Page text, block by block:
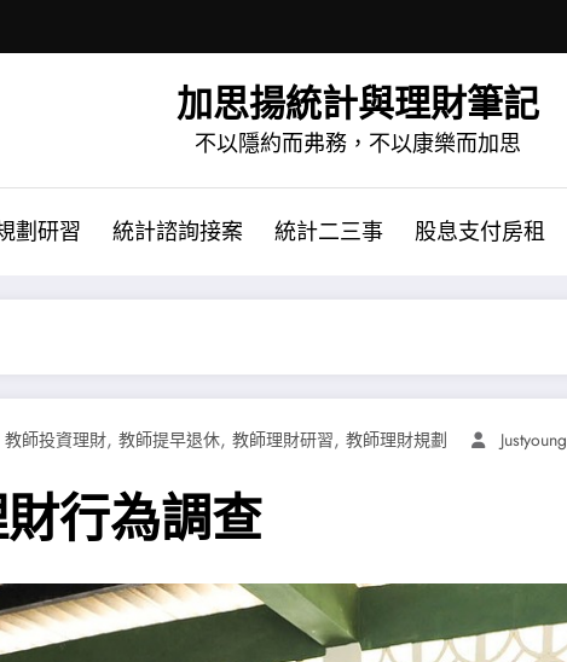
加思揚統計與理財筆記
不以隱約而弗務，不以康樂而加思
劃研習 統計諮詢接案 統計二三事 股息支付房租
教師投資理財, 教師提早退休, 教師理財研習, 教師理財規劃 Justyoung
行為調查